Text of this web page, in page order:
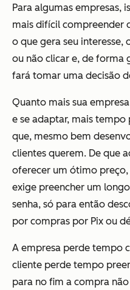
Para algumas empresas,
mais difícil compreender
o que gera seu interesse,
ou não clicar e, de forma
fará tomar uma decisão
Quanto mais sua
e se adaptar, mais
que, mesmo bem
clientes querem. De que
oferecer um ótimo
exige preencher um
senha, só para então
por compras por Pix ou
A empresa perde tempo
cliente perde tempo
para no fim a compra